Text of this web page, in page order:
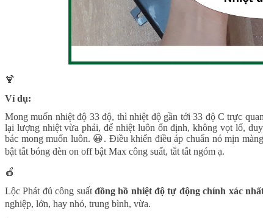
🍹
Ví dụ:
Mong muốn nhiệt độ 33 độ, thì nhiệt độ gần tới 33 độ C trực
lại lượng nhiệt vừa phải, để nhiệt luôn ổn định, không vọt lố,
bác mong muốn luôn. 😀. Điều khiển điều áp chuẩn nó mịn
bật tắt bóng đèn on off bật Max công suất, tắt tắt ngóm ạ.
🍎
Lộc Phát đủ công suất đồng hồ nhiệt độ tự động chính xác
nghiệp, lớn, hay nhỏ, trung bình, vừa.